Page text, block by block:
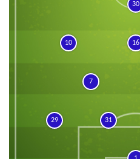
31
29
7
16
10
30